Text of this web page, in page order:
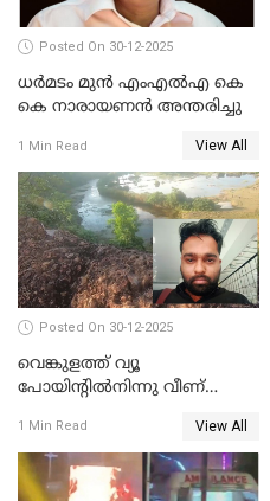
Posted On 30-12-2025
ധർമടം മുൻ എംഎല്‍എ കെ
കെ നാരായണന്‍ അന്തരിച്ചു
1 Min Read View All
Posted On 30-12-2025
വെങ്കുളത്ത് വ്യൂ
പോയിന്റിൽനിന്നു വീണ്
1 Min Read View All